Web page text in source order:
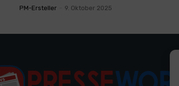
PM-Ersteller 9. Oktober 2025